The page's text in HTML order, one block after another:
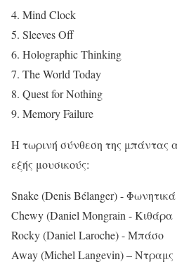
4. Mind Clock
5. Sleeves Off
6. Holographic Thinking
7. The World Today
8. Quest for Nothing
9. Memory Failure
Η τωρινή σύνθεση της μπάντας
εξής μουσικούς:
Snake (Denis Bélanger) - Φωνητικά
Chewy (Daniel Mongrain - Κιθάρα
Rocky (Daniel Laroche) - Μπάσο
Away (Michel Langevin) – Ντραμς